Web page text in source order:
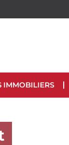
IMMOBILIERS